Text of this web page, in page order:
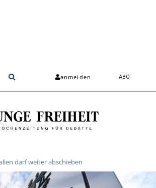
anmelden ABO
darf weiter abschieben